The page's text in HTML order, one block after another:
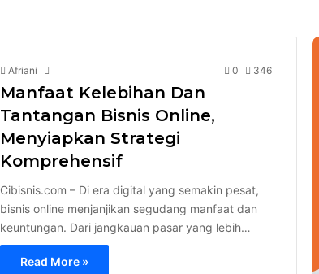
Afriani 0 346
Manfaat Kelebihan Dan
Tantangan Bisnis Online,
Menyiapkan Strategi
Komprehensif
Cibisnis.com – Di era digital yang semakin pesat,
bisnis online menjanjikan segudang manfaat dan
keuntungan. Dari jangkauan pasar yang lebih…
Read More »